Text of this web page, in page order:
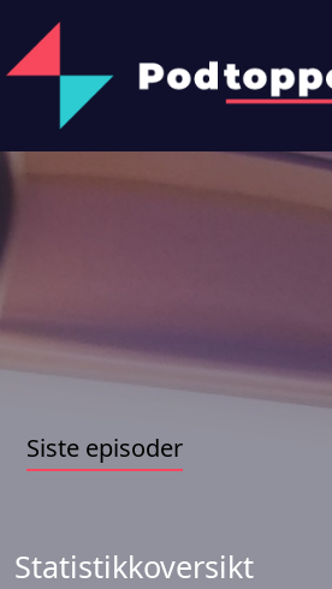
Siste episoder
Statistikkoversikt